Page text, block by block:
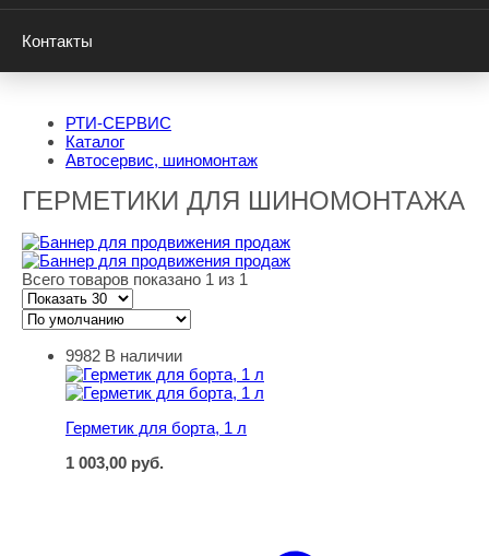
Контакты
РТИ-СЕРВИС
Каталог
Автосервис, шиномонтаж
ГЕРМЕТИКИ ДЛЯ ШИНОМОНТАЖА
Всего товаров показано 1 из 1
Герметик для борта, 1 л
9982 В наличии
Герметик для борта, 1 л
1 003,00 руб.